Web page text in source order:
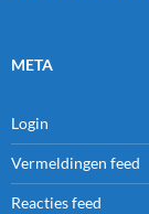
META
Login
Vermeldingen feed
Reacties feed